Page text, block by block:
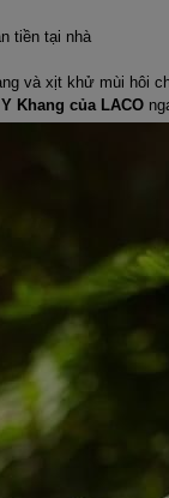
tiền tại nhà
và xịt khử mùi hôi
Khang của LACO